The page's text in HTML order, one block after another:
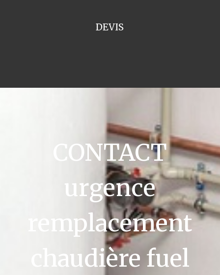
DEVIS
CONTACT
urgence
remplacement
chaudière fuel